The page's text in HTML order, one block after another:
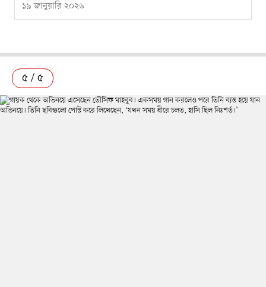
১৯ জানুয়ারি ২০২৬
৫ / ৫